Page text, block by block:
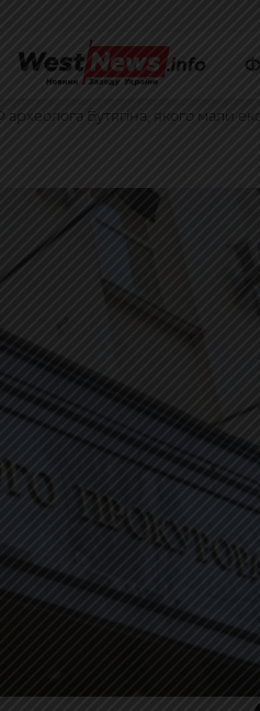
Бутягіна, якого мали